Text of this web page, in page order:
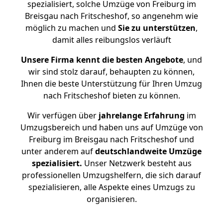
spezialisiert, solche Umzüge von Freiburg im
Breisgau nach Fritscheshof, so angenehm wie
möglich zu machen und Sie zu unterstützen,
damit alles reibungslos verläuft
Unsere Firma kennt die besten Angebote, und
wir sind stolz darauf, behaupten zu können,
Ihnen die beste Unterstützung für Ihren Umzug
nach Fritscheshof bieten zu können.
Wir verfügen überjahrelange Erfahrung im
Umzugsbereich und haben uns auf Umzüge von
Freiburg im Breisgau nach Fritscheshof und
unter anderem aufdeutschlandweite Umzüge
spezialisiert. Unser Netzwerk besteht aus
professionellen Umzugshelfern, die sich darauf
spezialisieren, alle Aspekte eines Umzugs zu
organisieren.